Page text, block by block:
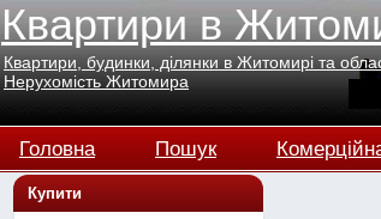
Квартири в
Квартири, будинки, ділянки в Житомирі та
Нерухомість Житомира
Головна Пошук
Купити